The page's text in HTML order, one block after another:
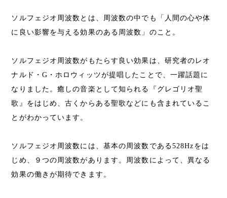
ソルフェジオ周波数とは、周波数の中でも「人間の心や体
に良い影響を与える効果のある周波数」のこと。
ソルフェジオ周波数がもたらす良い効果は、研究者のレオ
ナルド・G・ホロウィッツが提唱したことで、一躍話題に
なりました。癒しの音楽として知られる『グレゴリオ聖
歌』をはじめ、古くからある聖歌などにも含まれているこ
とがわかっています。
ソルフェジオ周波数には、基本の周波数である528Hzをは
じめ、９つの周波数があります。周波数によって、異なる
効果の働きが期待できます。